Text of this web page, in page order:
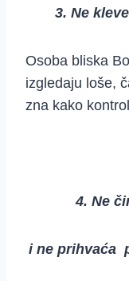
3. Ne
Osoba bliska
izgledaju loše,
zna kako
4. Ne
i ne prihvaća